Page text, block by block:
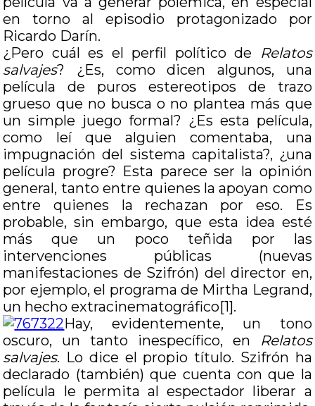
en torno al episodio protagonizado por
Ricardo Darín.
¿Pero cuál es el perfil político de
Relatos
salvajes? ¿Es, como dicen algunos, una
película de puros estereotipos de trazo
grueso que no busca o no plantea más que
un simple juego formal? ¿Es esta película,
como leí que alguien comentaba, una
impugnación del sistema capitalista?, ¿una
película progre? Esta parece ser la opinión
general, tanto entre quienes la apoyan como
entre quienes la rechazan por eso. Es
probable, sin embargo, que esta idea esté
más que un poco teñida por las
intervenciones públicas (nuevas
manifestaciones de Szifrón) del director en,
por ejemplo, el programa de Mirtha Legrand,
un hecho extracinematográfico[1].
Hay, evidentemente, un tono
oscuro, un tanto inespecífico, en
Relatos
salvajes. Lo dice el propio título. Szifrón ha
declarado (también) que cuenta con que la
película le permita al espectador liberar a